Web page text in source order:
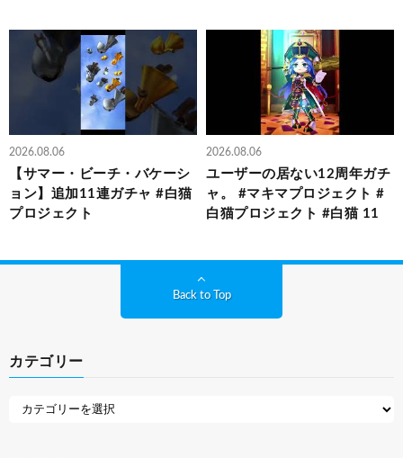
2026.08.06
【サマー・ビーチ・バケーシ
ョン】追加11連ガチャ #白猫
プロジェクト
2026.08.06
ユーザーの居ない12周年ガチ
ャ。 #マキマプロジェクト #
白猫プロジェクト #白猫 11
Back to Top
カテゴリー